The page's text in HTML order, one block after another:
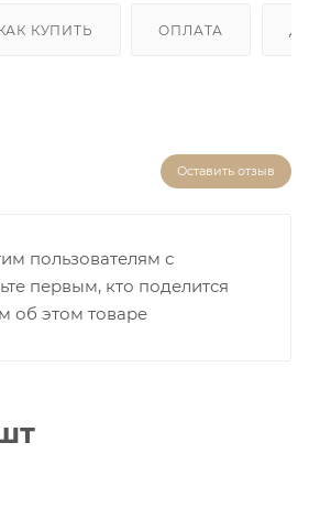
КУПИТЬ ОПЛАТА
Оставить отзыв
пользователям с
первым, кто поделится
об этом товаре